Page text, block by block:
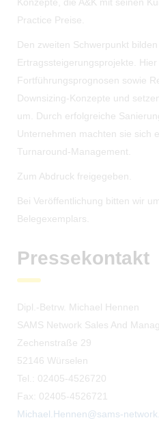
Konzepte, die A&K mit seinen
Practice Preise.
Den zweiten Schwerpunkt
Ertragssteigerungsprojekte.
Fortführungsprognosen sowie
Downsizing-Konzepte und
um. Durch erfolgreiche
Unternehmen machten sie sich
Turnaround-Management.
Zum Abdruck freigegeben.
Bei Veröffentlichung bitten wir
Belegexemplars.
Pressekontakt
Dipl.-Betrw. Michael Hennen
SAMS Network Sales And
Zechenstraße 29
52146 Würselen
Tel.: 02405-4526720
Fax: 02405-4526721
Michael.Hennen@sams-